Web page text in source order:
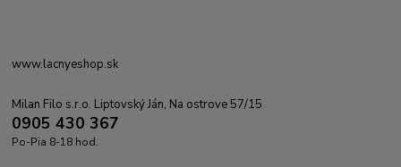
www.lacnyeshop.sk
Milan Filo s.r.o. Liptovský Ján, Na ostrove 57/15
0905 430 367
Po-Pia 8-18 hod.